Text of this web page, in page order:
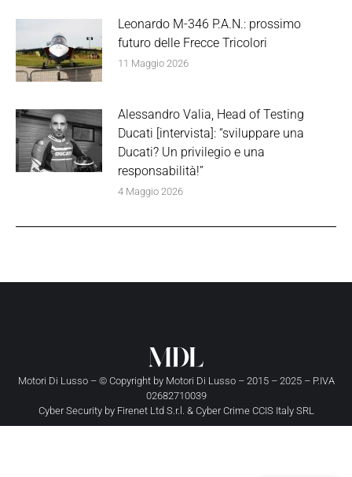
Leonardo M-346 P.A.N.: prossimo
futuro delle Frecce Tricolori
11 Maggio 2026
Alessandro Valia, Head of Testing
Ducati [intervista]: “sviluppare una
Ducati? Un privilegio e una
responsabilità!”
4 Maggio 2026
Motori Di Lusso – © Copyright by Motori Di Lusso– 2015 – 2025 – P.IVA
02682710039
Cyber Security by Firenet Ltd S.r.l. & Cyber Crime CCIS Italy SRL